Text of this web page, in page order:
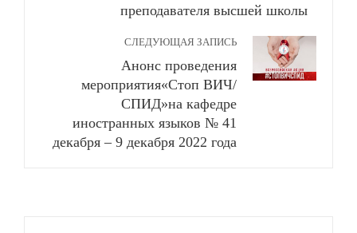
преподавателя высшей школы
СЛЕДУЮЩАЯ ЗАПИСЬ
Анонс проведения
мероприятия«Стоп ВИЧ/
СПИД»на кафедре
иностранных языков № 41
декабря – 9 декабря 2022 года